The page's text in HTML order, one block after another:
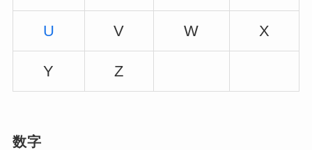
U V W X
Y Z
数字